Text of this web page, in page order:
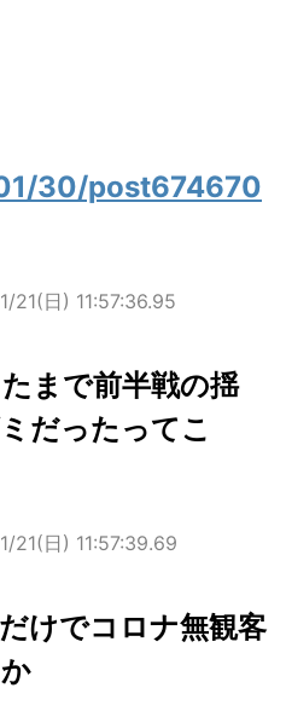
30/post674670
21(日) 11:57:36.95
まで前半戦の揺
だったってこ
21(日) 11:57:39.69
けでコロナ無観客